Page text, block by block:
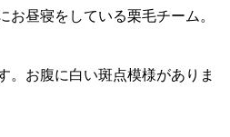
お昼寝をしている栗毛チーム。
。お腹に白い斑点模様がありま